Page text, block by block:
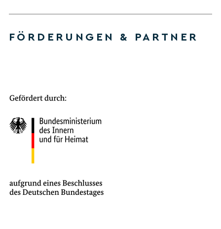
FÖRDERUNGEN & PARTNER